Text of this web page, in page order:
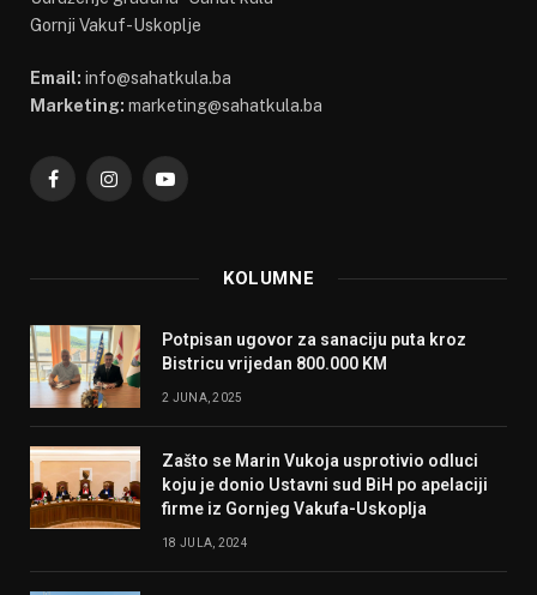
Gornji Vakuf-Uskoplje
Email: info@sahatkula.ba
Marketing: marketing@sahatkula.ba
FacebookInstagramYouTube
KOLUMNE
Potpisan ugovor za sanaciju puta kroz
Bistricu vrijedan 800.000 KM
2 JUNA, 2025
Zašto se Marin Vukoja usprotivio odluci
koju je donio Ustavni sud BiH po apelaciji
firme iz Gornjeg Vakufa-Uskoplja
18 JULA, 2024